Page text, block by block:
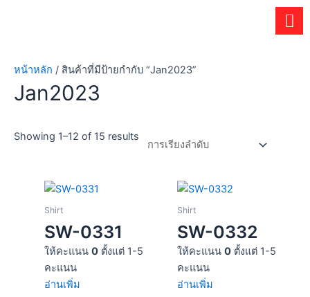
หน้าหลัก / สินค้าที่มีป้ายกำกับ “Jan2023”
Jan2023
Showing 1–12 of 15 results
Shirt
SW-0331
ให้คะแนน 0ตั้งแต่ 1-5
คะแนน
อ่านเพิ่ม
Shirt
SW-0332
ให้คะแนน 0ตั้งแต่ 1-5
คะแนน
อ่านเพิ่ม